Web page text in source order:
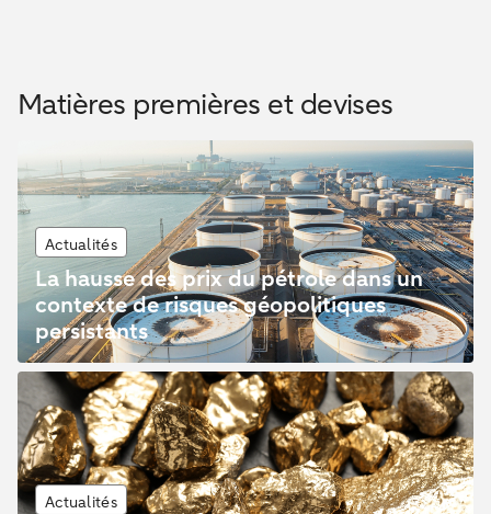
Matières premières et devises
La hausse des prix du pétrole dans un
contexte de risques géopolitiques
persistants
Actualités
Actualités